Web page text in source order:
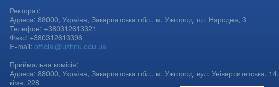
Ректорат:
Адреса: 88000, Україна, Закарпатська обл., м. Ужгород, пл. Народна, 3
Телефон: +380312613321
Факс: +380312613396
E-mail: official@uzhnu.edu.ua
Приймальна комісія:
Адреса: 88000, Україна, Закарпатська обл., м. Ужгород, вул. Університетська, 14,
кімн. 228